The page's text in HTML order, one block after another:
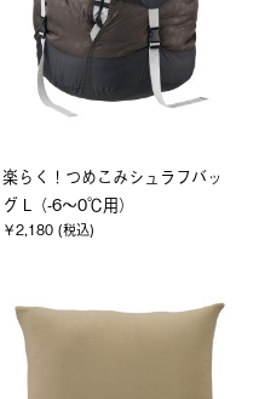
楽らく！つめこみシュラフバッ
グ L（-6～0℃用）
￥2,180 (税込)